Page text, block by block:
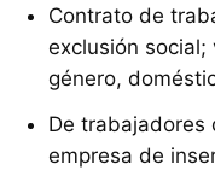
Contrato de
exclusión
género,
De trabajadores
empresa de